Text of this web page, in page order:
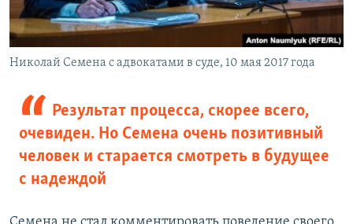
Николай Семена с адвокатами в суде, 10 мая 2017 года
Результат процесса, скорее всего,
очевиден. Но Семена очень позитивный
человек и старается смотреть в будущее
с надеждой